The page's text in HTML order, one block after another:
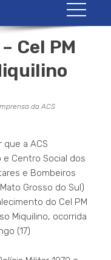
Cel PM
da ACS
que a ACS
e Centro Social dos
e Bombeiros
Grosso do Sul)
do Cel PM
Miquilino, ocorrida
(17)